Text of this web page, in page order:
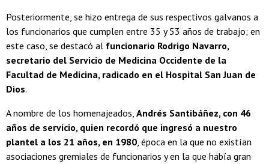
Posteriormente, se hizo entrega de sus respectivos galvanos a
los funcionarios que cumplen entre 35 y 53 años de trabajo; en
este caso, se destacó al funcionario Rodrigo Navarro,
secretario del Servicio de Medicina Occidente de la
Facultad de Medicina, radicado en el Hospital San Juan de
Dios.
A nombre de los homenajeados, Andrés Santibáñez, con 46
años de servicio, quien recordó que ingresó a nuestro
plantel a los 21 años, en 1980, época en la que no existían
asociaciones gremiales de funcionarios y en la que había gran